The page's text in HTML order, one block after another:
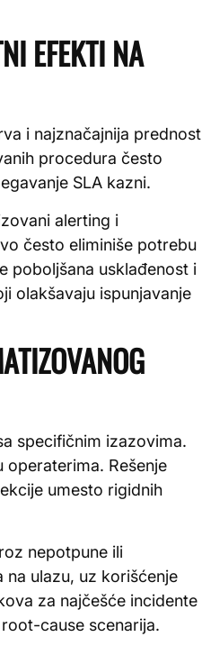
EFEKTI NA
i najznačajnija prednost
procedura često
SLA kazni.
alerting i
često eliminiše potrebu
poboljšana usklađenost i
olakšavaju ispunjavanje
specifičnim izazovima.
Rešenje
umesto rigidnih
nepotpune ili
na ulazu, uz korišćenje
za najčešće incidente
cause scenarija.